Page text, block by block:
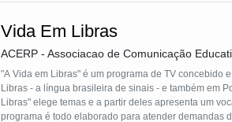
Vida Em Libras
ACERP - Associacao de Comunicação
"A Vida em Libras" é um programa de TV concebido
Libras - a língua brasileira de sinais - e também em
Libras" elege temas e a partir deles apresenta um
programa é todo elaborado para atender demandas